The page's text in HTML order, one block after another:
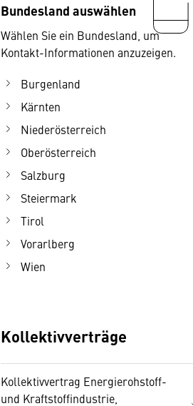
Bundesland auswählen
Wählen Sie ein Bundesland, um
Kontakt-Informationen anzuzeigen.
Burgenland
Kärnten
Niederösterreich
Oberösterreich
Salzburg
Steiermark
Tirol
Vorarlberg
Wien
Kollektivverträge
Kollektivvertrag Energierohstoff-
und Kraftstoffindustrie,